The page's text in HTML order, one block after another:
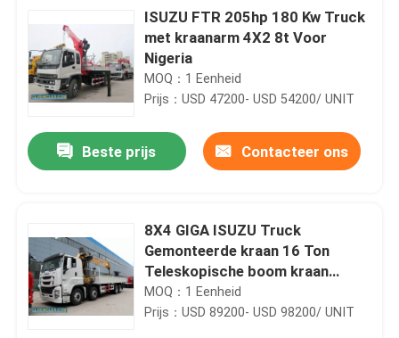
ISUZU FTR 205hp 180 Kw Truck
met kraanarm 4X2 8t Voor
Nigeria
MOQ：1 Eenheid
Prijs：USD 47200- USD 54200/ UNIT
Beste prijs Contacteer ons
8X4 GIGA ISUZU Truck
Gemonteerde kraan 16 Ton
Teleskopische boom kraan
Truck
MOQ：1 Eenheid
Prijs：USD 89200- USD 98200/ UNIT